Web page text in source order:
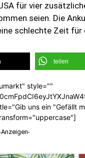
für vier
seien. Die
schlechte Zeit für
teilen
style=""
uns ein "Gefällt
Anzeigen-